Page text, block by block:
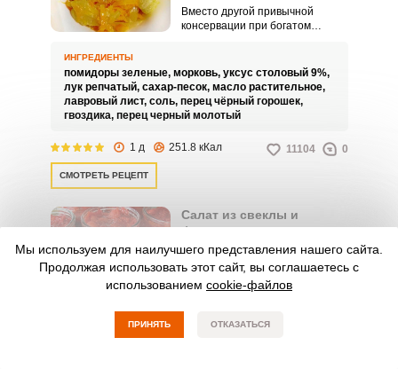
Вместо другой привычной
консервации при богатом
дунайский салат. Он имеет
деликатный нежный вкус,
содержит много сока, подходит к
любому гарниру.
ИНГРЕДИЕНТЫ
помидоры зеленые, морковь, уксус столовый 9%,
лук репчатый, сахар-песок, масло растительное,
лавровый лист, соль, перец чёрный горошек,
гвоздика, перец черный молотый
1 д 251.8 кКал 11104 0
СМОТРЕТЬ РЕЦЕПТ
Салат из свеклы и
фасоли на зиму
Универсальная закатка из
свеклы с фасолью поможет
сэкономить время на
приготовлении борща зимой,
вернулись домой, а в
холодильнике пусто. Для этого
ИНГРЕДИЕНТЫ
фасоль белая,свекла,
помидоры свежие,
лук репчатый,
Мы используем для наилучшего представления нашего сайта.
Продолжая использовать этот сайт, вы соглашаетесь с
использованием cookie-файлов
ПРИНЯТЬ ОТКАЗАТЬСЯ